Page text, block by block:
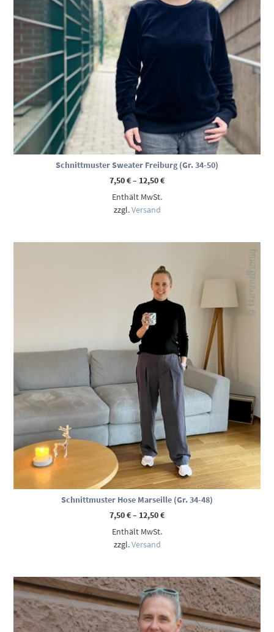
Schnittmuster Sweater Freiburg (Gr. 34-50)
7,50€– 12,50€Preisspanne:
Enthält MwSt.
zzgl.Versand
Schnittmuster Hose Marseille (Gr. 34-48)
7,50€– 12,50€Preisspanne:
Enthält MwSt.
zzgl.Versand